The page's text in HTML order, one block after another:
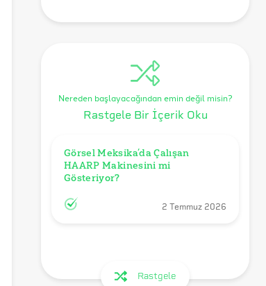
Nereden başlayacağından emin değil misin?
Rastgele Bir İçerik Oku
Görsel Meksika’da Çalışan
HAARP Makinesini mi
Gösteriyor?
2 Temmuz 2026
Rastgele